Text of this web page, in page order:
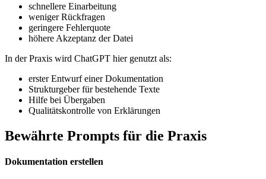
schnellere Einarbeitung
weniger Rückfragen
geringere Fehlerquote
höhere Akzeptanz der Datei
In der Praxis wird ChatGPT hier genutzt als:
erster Entwurf einer Dokumentation
Strukturgeber für bestehende Texte
Hilfe bei Übergaben
Qualitätskontrolle von Erklärungen
Bewährte Prompts für die Praxis
Dokumentation erstellen